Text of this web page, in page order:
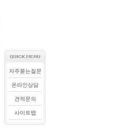
자주묻는질문
온라인상담
견적문의
사이트맵